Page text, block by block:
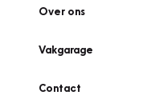
Over ons
Vakgarage
Contact